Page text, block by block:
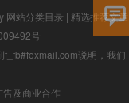
网站分类目录 | 精选推荐文章
号
f_fb#foxmail.com说明，我们
及商业合作